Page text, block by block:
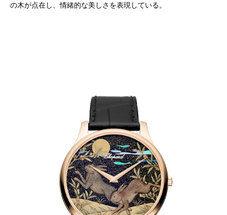
の木が点在し、情緒的な美しさを表現している。